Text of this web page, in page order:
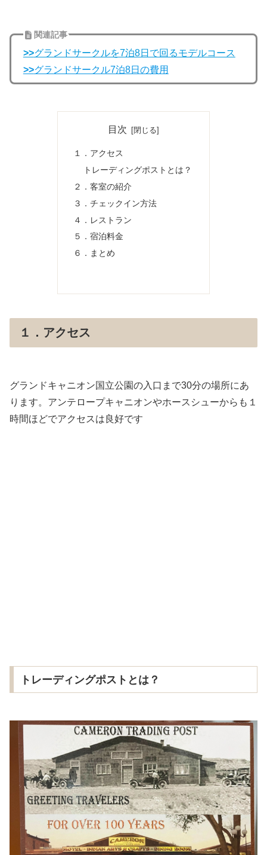
関連記事
>>グランドサークルを7泊8日で回るモデルコース
>>グランドサークル7泊8日の費用
目次
１．アクセス
トレーディングポストとは？
２．客室の紹介
３．チェックイン方法
４．レストラン
５．宿泊料金
６．まとめ
１．アクセス
グランドキャニオン国立公園の入口まで30分の場所にあ
ります。アンテロープキャニオンやホースシューからも１
時間ほどでアクセスは良好です
トレーディングポストとは？